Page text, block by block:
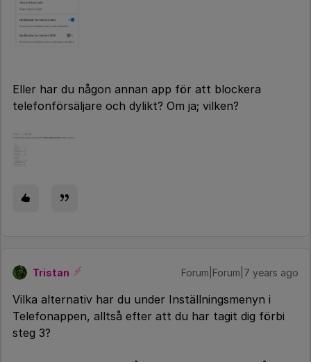
Eller har du någon annan app för att blockera
telefonförsäljare och dylikt? Om ja; vilken?
Tristan Forum|Forum|7 years ago
Vilka alternativ har du under Inställningsmenyn i
Telefonappen, alltså efter att du har tagit dig förbi
steg 3?